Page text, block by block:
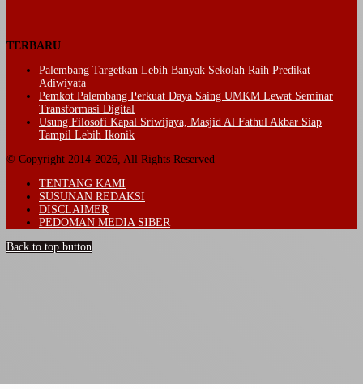
TERBARU
Palembang Targetkan Lebih Banyak Sekolah Raih Predikat
Adiwiyata
Pemkot Palembang Perkuat Daya Saing UMKM Lewat Seminar
Transformasi Digital
Usung Filosofi Kapal Sriwijaya, Masjid Al Fathul Akbar Siap
Tampil Lebih Ikonik
© Copyright 2014-2026, All Rights Reserved
TENTANG KAMI
SUSUNAN REDAKSI
DISCLAIMER
PEDOMAN MEDIA SIBER
Back to top button